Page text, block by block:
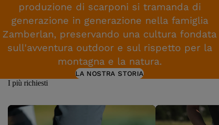
produzione di scarponi si tramanda di
generazione in generazione nella famiglia
Zamberlan, preservando una cultura fondata
sull'avventura outdoor e sul rispetto per la
montagna e la natura.
LA NOSTRA STORIA
I più richiesti